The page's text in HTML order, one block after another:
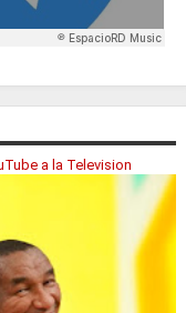
a la Television